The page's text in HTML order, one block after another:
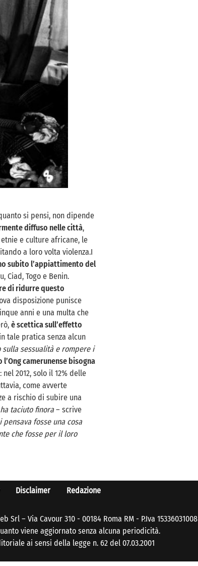
si pensi, non dipende
diffuso nelle città,
e culture africane, le
a loro volta violenza.I
subito l’appiattimento del
Ciad, Togo e Benin.
di ridurre questo
disposizione punisce
anni e una multa che
è scettica sull’effetto
tale pratica senza alcun
sessualità e rompere i
l’Ong camerunense bisogna
2012, solo il 12% delle
come avverte
a rischio di subire una
taciuto finora – scrive
fosse una cosa
che fosse per il loro
Disclaimer Redazione
– Via Cavour 310 - 00184 Roma RM - P.Iva 15336031008
viene aggiornato senza alcuna periodicità.
ai sensi della legge n. 62 del 07.03.2001